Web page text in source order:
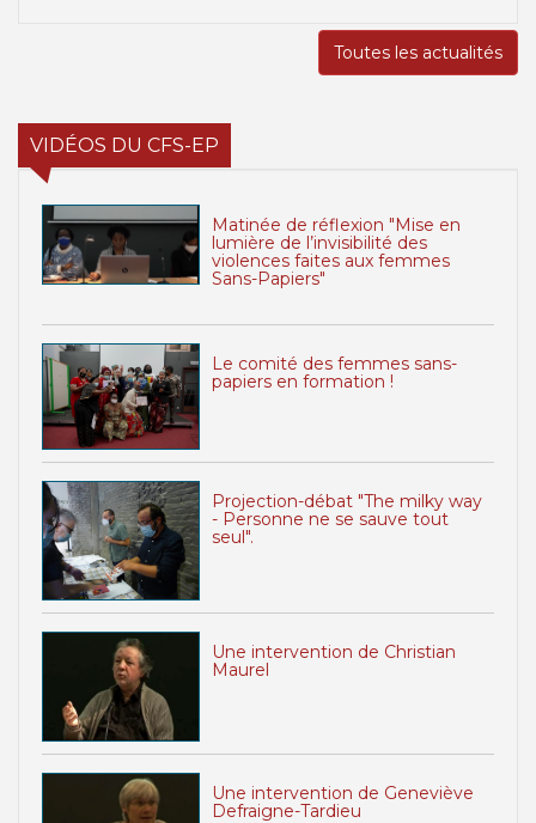
Toutes les actualités
VIDÉOS DU CFS-EP
Matinée de réflexion "Mise en
lumière de l’invisibilité des
violences faites aux femmes
Sans-Papiers"
Le comité des femmes sans-
papiers en formation !
Projection-débat "The milky way
- Personne ne se sauve tout
seul".
Une intervention de Christian
Maurel
Une intervention de Geneviève
Defraigne-Tardieu